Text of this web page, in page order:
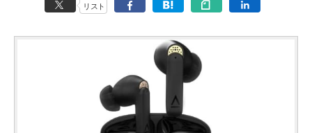
リスト